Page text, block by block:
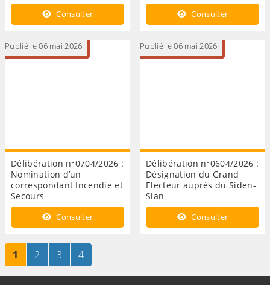
Consulter Consulter
Publié le 06 mai 2026
Délibération n°0704/2026 :
Nomination d’un
correspondant Incendie et
Secours
Consulter
Publié le 06 mai 2026
Délibération n°0604/2026 :
Désignation du Grand
Electeur auprès du Siden-
Sian
Consulter
Page
1 sur 4Page
2 sur 4Page
3sur 4Page
4sur 4